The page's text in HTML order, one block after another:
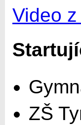
Video
ZŠ